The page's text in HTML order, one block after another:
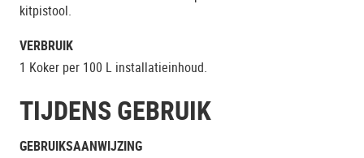
kitpistool.
VERBRUIK
1 Koker per 100 L installatieinhoud.
TIJDENS GEBRUIK
GEBRUIKSAANWIJZING